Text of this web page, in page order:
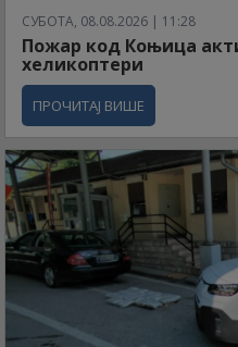
СУБОТА, 08.08.2026 | 11:28
Пожар код Коњица
хеликоптери
ПРОЧИТАЈ ВИШЕ